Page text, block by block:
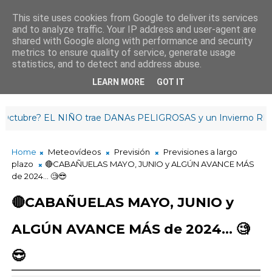
¡Hasta mañana!
3:05 : 34
EL NIÑO trae DANAs PELIGROSAS y un Invierno
Home Meteovídeos Previsión
Previsiones a largo
plazo
🔴CABAÑUELAS MAYO, JUNIO y ALGÚN AVANCE MÁS
de 2024... 🧐😎
🔴CABAÑUELAS MAYO, JUNIO y
ALGÚN AVANCE MÁS de 2024... 🧐
😎
This site uses cookies from Google to deliver its services
and to analyze traffic. Your IP address and user-agent are
shared with Google along with performance and security
metrics to ensure quality of service, generate usage
statistics, and to detect and address abuse.
LEARN MORE GOT IT